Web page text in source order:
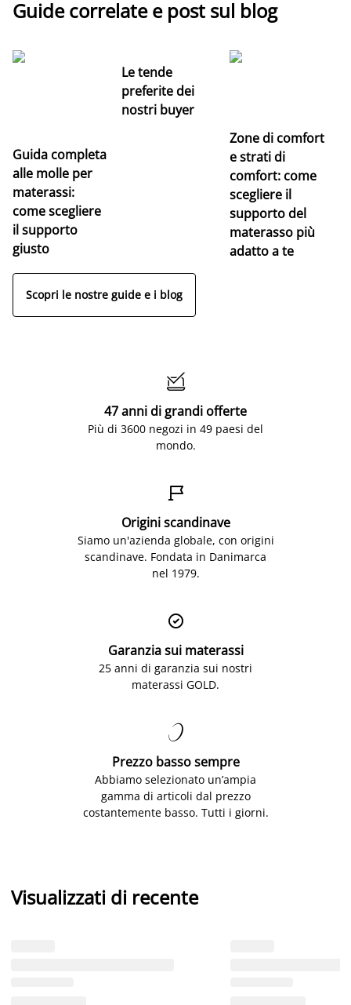
Guide correlate e post sul blog
Guida completa
alle molle per
materassi:
come scegliere
il supporto
giusto
Le tende
preferite dei
nostri buyer
Zone di comfort
e strati di
comfort: come
scegliere il
supporto del
materasso più
adatto a te
Scopri le nostre guide e i blog

47 anni di grandi offerte
Più di 3600 negozi in 49 paesi del
mondo.

Origini scandinave
Siamo un'azienda globale, con origini
scandinave. Fondata in Danimarca
nel 1979.

Garanzia sui materassi
25 anni di garanzia sui nostri
materassi GOLD.

Prezzo basso sempre
Abbiamo selezionato un’ampia
gamma di articoli dal prezzo
costantemente basso. Tutti i giorni.
Visualizzati di recente